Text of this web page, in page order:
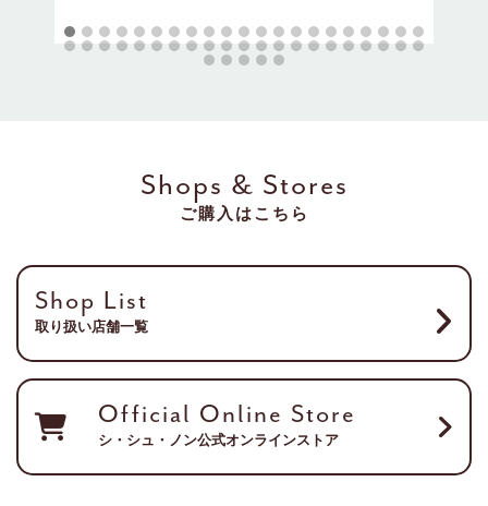
Shops & Stores
ご購入はこちら
Shop List
取り扱い店舗一覧
Official Online Store
シ・シュ・ノン公式オンラインストア